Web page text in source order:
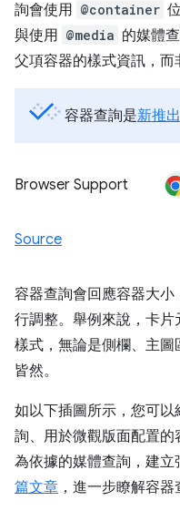
詢會使用 @container
與使用 @media 的媒體
父項容器的樣式資訊，而
容器查詢是新推
Browser Support
Source
容器查詢會回應容器大
行調整。舉例來說，卡
樣式，無論是側欄、主
皆然。
如以下插圖所示，您可
詢、用於微觀版面配置
為依據的媒體查詢，建
篇文章 ，進一步瞭解容器